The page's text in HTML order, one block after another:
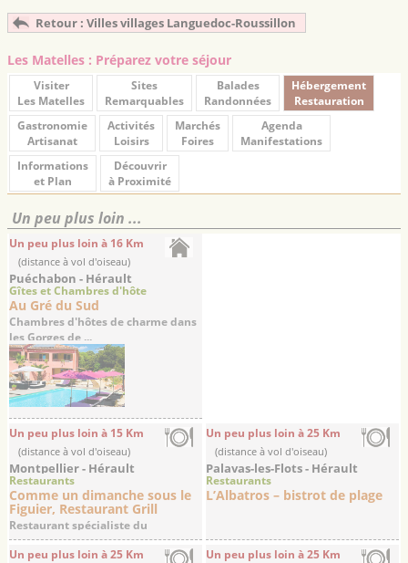
Retour : Villes villages Languedoc-Roussillon
Les Matelles : Préparez votre séjour
Visiter
Les Matelles
Sites
Remarquables
Balades
Randonnées
Hébergement
Restauration
Gastronomie
Artisanat
Activités
Loisirs
Marchés
Foires
Agenda
Manifestations
Informations
et Plan
Découvrir
à Proximité
Un peu plus loin ...
Un peu plus loin à 16 Km
(distance à vol d'oiseau)
Puéchabon - Hérault
Gîtes et Chambres d'hôte
Au Gré du Sud
Chambres d'hôtes de charme dans
les Gorges de ...
Un peu plus loin à 15 Km
(distance à vol d'oiseau)
Montpellier - Hérault
Restaurants
Comme un dimanche sous le
Figuier, Restaurant Grill
Restaurant spécialiste du
Barbecue, Bar à vins
Un peu plus loin à 25 Km
(distance à vol d'oiseau)
Palavas-les-Flots - Hérault
Restaurants
L’Albatros – bistrot de plage
Un peu plus loin à 25 Km Un peu plus loin à 25 Km